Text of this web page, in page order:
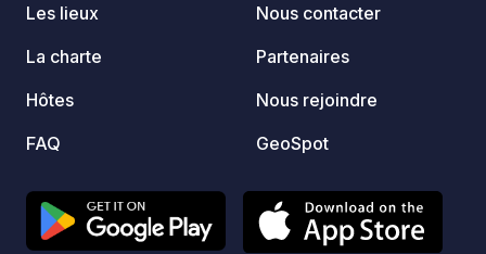
Les lieux
La charte
Hôtes
FAQ
Nous contacter
Partenaires
Nous rejoindre
GeoSpot